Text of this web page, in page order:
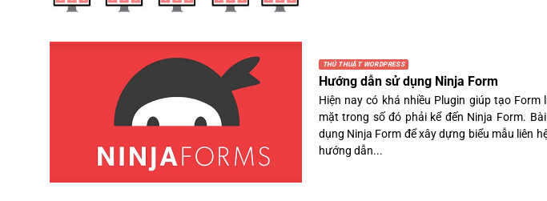
THỦ THUẬT WORDPRESS
Hướng dẫn sử dụng Ninja Form
Hiện nay có khá nhiều Plugin giúp tạo Form
mặt trong số đó phải kể đến Ninja Form.
dụng Ninja Form để xây dựng biểu mẫu liên
hướng dẫn...